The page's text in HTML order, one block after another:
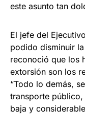
este asunto tan
El jefe del
podido disminuir
reconoció que los
extorsión son los
“Todo lo demás,
transporte
baja y